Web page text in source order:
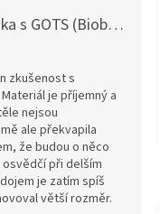
BIO Intimní vložka s GOTS (Biobavlněný úplet) - Malované pivoňky v hořčicové
5 z 5 hvězdiček.
zkušenost s
je příjemný a
nejsou
ale překvapila
že budou o něco
při delším
je zatím spíš
větší rozměr.